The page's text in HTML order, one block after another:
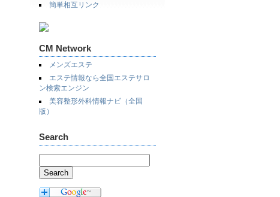
簡単相互リンク
CM Network
メンズエステ
エステ情報なら全国エステサロ
ン検索エンジン
美容整形外科情報ナビ（全国
版）
Search